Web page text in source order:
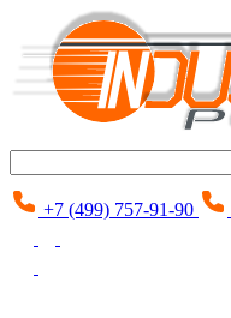
+7 (499) 757-91-90